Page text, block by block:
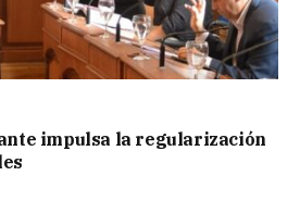
impulsa la regularización